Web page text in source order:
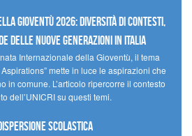
GIOVENTÙ 2026: DIVERSITÀ DI CONTESTI,
DELLE NUOVE GENERAZIONI IN ITALIA
Internazionale della Gioventù, il tema
mette in luce le aspirazioni che
in comune. L’articolo ripercorre il contesto
dell’UNICRI su questi temi.
scolastica